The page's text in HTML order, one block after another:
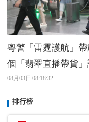
粵警「雷霆護航」
個「翡翠直播帶貨
08月03日 08:18:32
排行榜